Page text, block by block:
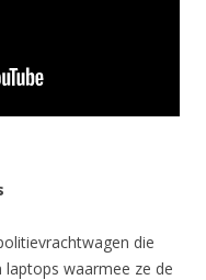
die
waarmee ze de